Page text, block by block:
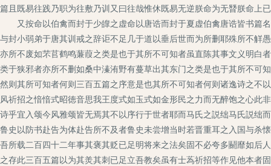
篇且既易往践乃职为往敷乃训又曰往哉惟休既易无逆朕命为无朁朕命上
又按命以伯禽而封于少皥之虚命以唐诰而封于夏虚伯禽唐诰皆书篇
与封小弱弟于唐其训戒之辞讵不足几于道以垂后世而为所删耶殊所不觧
亦所不废如芣苢鹤鸣蒹葭之类是也于其所不可知者虽直陈其事文义明白
类于狭邪者亦所不删如桑中溱洧野有蔓草出其东门之类是也于其所不可
然则其所可知者何则三百五篇之序意是也其所不可知者何则诸逸诗之不
风祈招之愔愔式昭徳音思我王度式如玉式如金形民之力而无醉饱之心
诗乎宜入颂今风雅颂皆无焉其不以序行于世者耶而马氏之説绌马氏説绌
鲁史以防书赴告为体赴告所不及者鲁史未尝增当时若晋重耳之入国与杀
吾所载二百四十二年事其褒其贬已足明将来之法矣固不必夸多鬬靡如后
之存此三百五篇以为其羙其刺已足立吾教矣虽有士蒍祈招等作见他本